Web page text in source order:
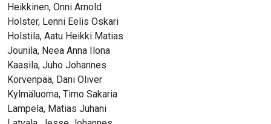
Heikkinen, Onni Arnold
Holster, Lenni Eelis Oskari
Holstila, Aatu Heikki Matias
Jounila, Neea Anna Ilona
Kaasila, Juho Johannes
Korvenpää, Dani Oliver
Kylmäluoma, Timo Sakaria
Lampela, Matias Juhani